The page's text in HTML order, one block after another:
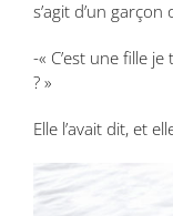
s’agit d’un garçon
-« C’est une fille
? »
Elle l’avait dit, et